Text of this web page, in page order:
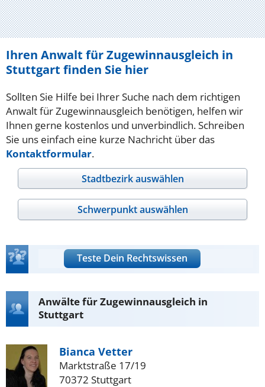
Ihren Anwalt für Zugewinnausgleich in
Stuttgart finden Sie hier
Sollten Sie Hilfe bei Ihrer Suche nach dem richtigen
Anwalt für Zugewinnausgleich benötigen, helfen wir
Ihnen gerne kostenlos und unverbindlich. Schreiben
Sie uns einfach eine kurze Nachricht über das
Kontaktformular.
Stadtbezirk auswählen
Schwerpunkt auswählen
Teste Dein Rechtswissen
Anwälte für Zugewinnausgleich in
Stuttgart
Bianca Vetter
Marktstraße 17/19
70372 Stuttgart